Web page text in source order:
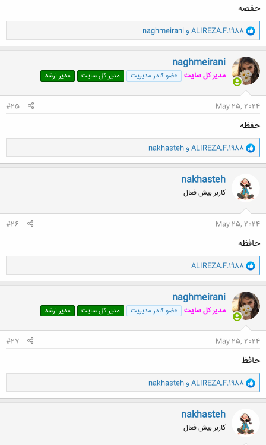
حفصه
و
ا
ک
ن
ش
ه
ا
ALIREZA.F.1988 و naghmeirani
naghmeirani
مدیر کل سایت عضو کادر مدیریت مدیر کل سایت مدیر ارشد
May 25, 2024
#25
حفظه
و
ا
ک
ش
ه
ا
ALIREZA.F.1988 وnakhasteh
nakhasteh
کاربر بیش فعال
May 25, 2024
#26
حافظه
و
ا
ک
ن
ش
ه
ا
ALIREZA.F.1988
naghmeirani
مدیر کل سایت عضو کادر مدیریت مدیر کل سایت مدیر ارشد
May 25, 2024
#27
حافظ
و
ا
ک
ش
ه
ا
ALIREZA.F.1988 وnakhasteh
nakhasteh
کاربر بیش فعال